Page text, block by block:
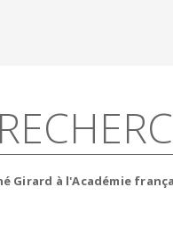
à l'Académie